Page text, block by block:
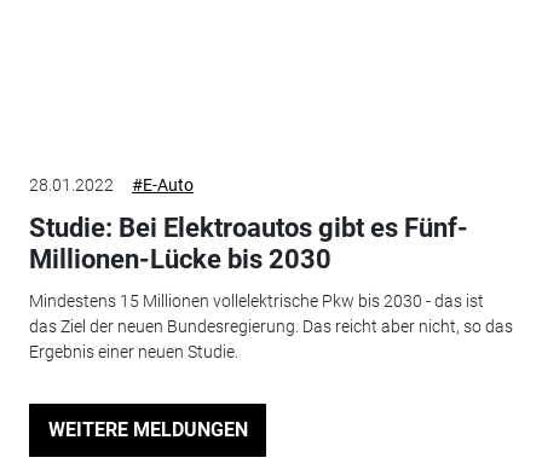
28.01.2022 #E-Auto
Studie: Bei Elektroautos gibt es Fünf-
Millionen-Lücke bis 2030
Mindestens 15 Millionen vollelektrische Pkw bis 2030 - das ist
das Ziel der neuen Bundesregierung. Das reicht aber nicht, so das
Ergebnis einer neuen Studie.
WEITERE MELDUNGEN